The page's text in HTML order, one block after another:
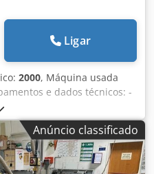
Ligar
2000, Máquina usada
e dados técnicos: -
inclinação para o disco
medidas via teclado -
inclinação e da altura de
de corte 3000
intermediária e final -
Anúncio classificado